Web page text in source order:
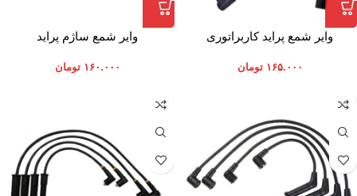
وایر شمع پراید کاربراتوری
۱۶۵.۰۰۰ تومان
وایر شمع ساژم پراید
۱۶۰.۰۰۰ تومان